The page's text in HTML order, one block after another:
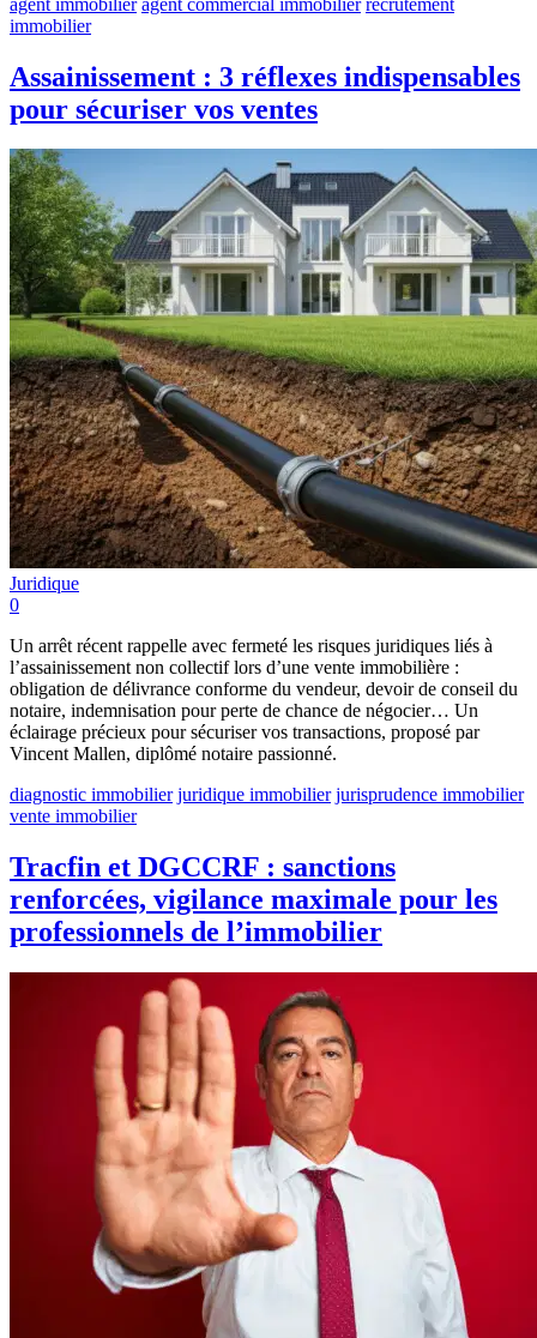
immobilier
Assainissement : 3 réflexes indispensables
pour sécuriser vos ventes
Juridique
0
Un arrêt récent rappelle avec fermeté les risques juridiques liés à
l’assainissement non collectif lors d’une vente immobilière :
obligation de délivrance conforme du vendeur, devoir de conseil du
notaire, indemnisation pour perte de chance de négocier… Un
éclairage précieux pour sécuriser vos transactions, proposé par
Vincent Mallen, diplômé notaire passionné.
diagnostic immobilier juridique immobilier jurisprudence immobilier
vente immobilier
Tracfin et DGCCRF : sanctions
renforcées, vigilance maximale pour les
professionnels de l’immobilier